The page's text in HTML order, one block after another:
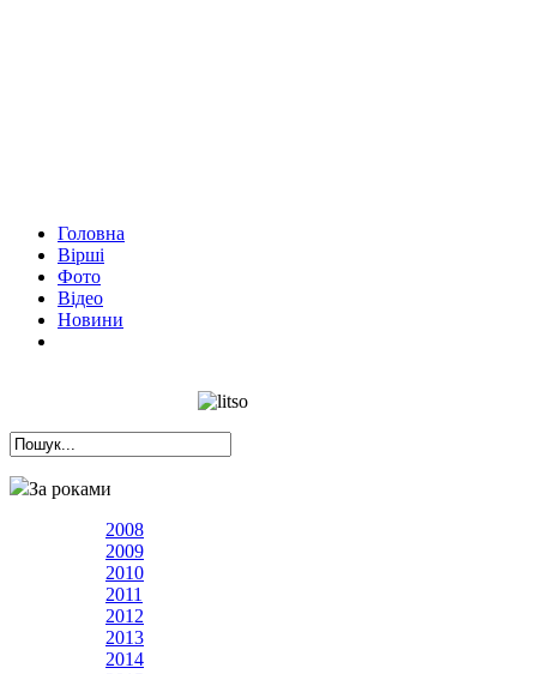
Головна
Вірші
Фото
Відео
Новини
За роками
2008
2009
2010
2011
2012
2013
2014